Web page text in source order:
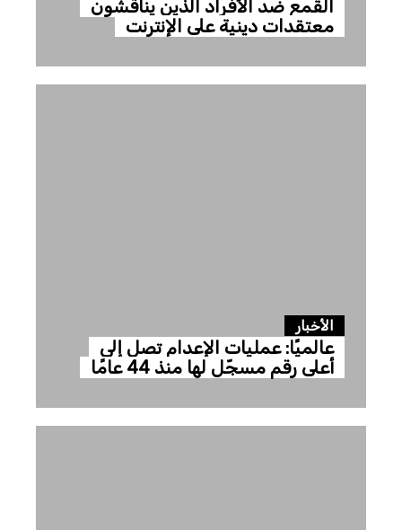
القمع ضد الأفراد الذين يناقشون
معتقدات دينية على الإنترنت
الأخبار
عالميًا: عمليات الإعدام تصل إلى
أعلى رقم مسجّل لها منذ 44 عامًا